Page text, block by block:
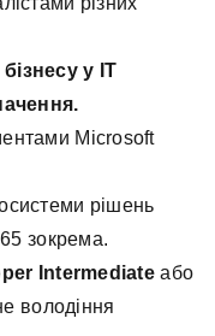
у ІТ
Microsoft
рішень
зокрема.
Intermediate або
володіння